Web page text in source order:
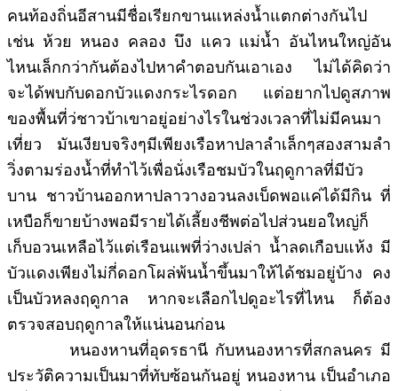
คนท้องถิ่นอีสานมีชื่อเรียกขานแหล่งน้ำแตกต่างกันไป
เช่น ห้วย หนอง คลอง บึง แคว แม่น้ำ อันไหนใหญ่อัน
ไหนเล็กกว่ากันต้องไปหาคำตอบกันเอาเอง ไม่ได้คิดว่า
จะได้พบกับดอกบัวแดงกระไรดอก แต่อยากไปดูสภาพ
ของพื้นที่ว่ชาวบ้าเขาอยู่อย่างไรในช่วงเวลาที่ไม่มีคนมา
เที่ยว มันเงียบจริงๆมีเพียงเรือหาปลาลำเล็กๆสองสามลำ
วิ่งตามร่องน้ำที่ทำไว้เพื่อนั่งเรือชมบัวในฤดูกาลที่มีบัว
บาน ชาวบ้านออกหาปลาวางอวนลงเบ็ดพอแค่ได้มีกิน ที่
เหบือก็ขายบ้างพอมีรายได้เลี้ยงชีพต่อไปส่วนยอใหญ่ก็
เก็บอวนเหลือไว้แต่เรือนแพที่ว่างเปล่า น้ำลดเกือบแห้ง มี
บัวแดงเพียงไม่กี่ดอกโผล่พ้นน้ำขึ้นมาให้ได้ชมอยู่บ้าง คง
เป็นบัวหลงฤดูกาล หากจะเลือกไปดูอะไรที่ไหน ก็ต้อง
ตรวจสอบฤดูกาลให้แน่นอนก่อน
หนองหานที่อุดรธานี กับหนองหารที่สกลนคร มี
ประวัติความเป็นมาที่ทับซ้อนกันอยู่ หนองหาน เป็นอำเภอ